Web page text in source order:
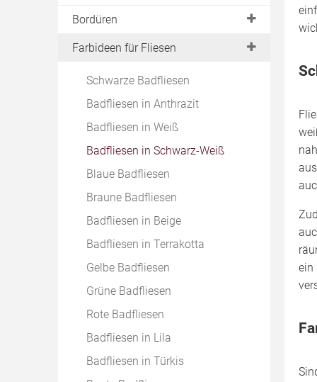
Portugiesische Fliesen
Orientalische Fliesen
Türkische Fliesen
Marokkanische Fliesen
Antike Fliesen
Mexikanische Fliesen
Fliesen mit Steinoptik
Fliesen mit Parkettoptik
Fliesen mit Holzoptik
Fliesen mit Metalloptik
Steinchenteppiche
PVC-Fliesen
Fliesen für Fußbodenheizung
Fußbodenfliesen mit Holzoptik
Fußbodenfliesen verlegen
Fußbodenfliesen streichen
Fußbodenfliesen entfernen
Wandfliesen mit Steinoptik
Wandfliesen verlegen
Bordüren
Mosaik-Bordüren
Farbideen für Fliesen
Schwarze Badfliesen
Badfliesen in Anthrazit
Badfliesen in Weiß
Badfliesen in Schwarz-Weiß
Blaue Badfliesen
Braune Badfliesen
Badfliesen in Beige
Badfliesen in Terrakotta
Gelbe Badfliesen
Grüne Badfliesen
Rote Badfliesen
Badfliesen in Lila
Badfliesen in Türkis
ein